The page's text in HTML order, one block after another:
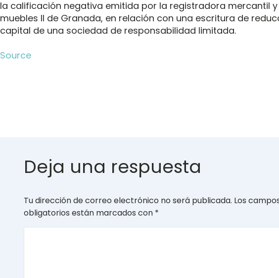
la calificación negativa emitida por la registradora mercantil
muebles II de Granada, en relación con una escritura de
capital de una sociedad de responsabilidad limitada.
Source
Deja una respuesta
Tu dirección de correo electrónico no será publicada. Los
obligatorios están marcados con *